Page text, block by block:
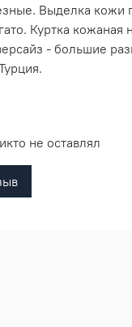
Выделка кожи
Куртка кожаная
- большие
не оставлял